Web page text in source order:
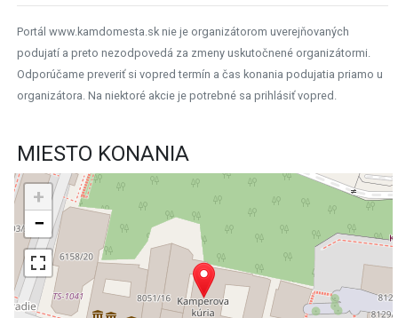
Portál www.kamdomesta.sk nie je organizátorom uverejňovaných
podujatí a preto nezodpovedá za zmeny uskutočnené organizátormi.
Odporúčame preveriť si vopred termín a čas konania podujatia priamo u
organizátora. Na niektoré akcie je potrebné sa prihlásiť vopred.
MIESTO KONANIA
+
−